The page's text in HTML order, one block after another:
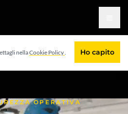
OPERATIVA
nellaCookie Policy Ho capito